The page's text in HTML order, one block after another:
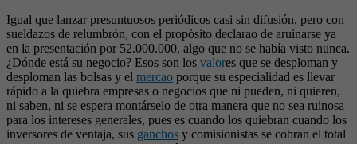
Igual que lanzar presuntuosos periódicos casi sin difusión, pero con
sueldazos de relumbrón, con el propósito declarao de aruinarse ya
en la presentación por 52.000.000, algo que no se había visto nunca.
¿Dónde está su negocio? Esos son los valores que se desploman y
desploman las bolsas y el mercao porque su especialidad es llevar
rápido a la quiebra empresas o negocios que ni pueden, ni quieren,
ni saben, ni se espera montárselo de otra manera que no sea ruinosa
para los intereses generales, pues es cuando los quiebran cuando los
inversores de ventaja, sus ganchos y comisionistas se cobran el total